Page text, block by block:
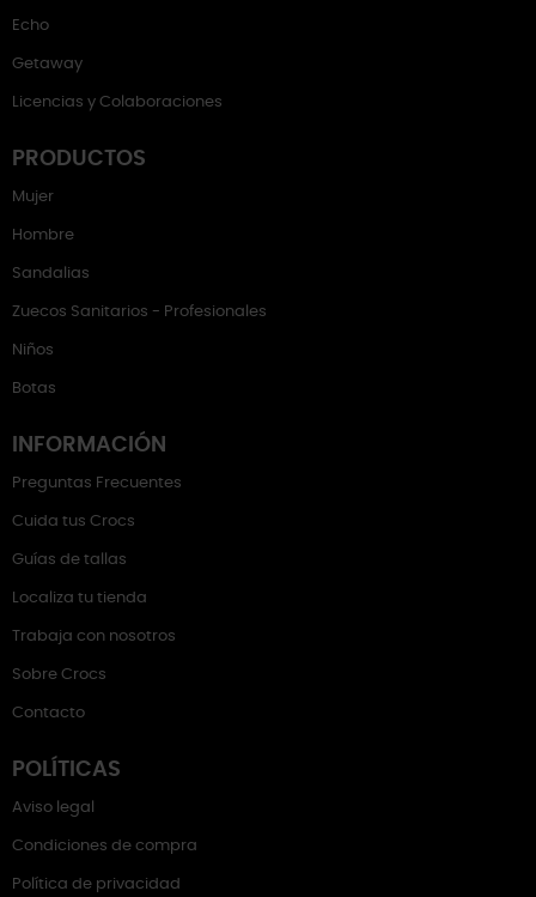
Echo
Getaway
Licencias y Colaboraciones
PRODUCTOS
Mujer
Hombre
Sandalias
Zuecos Sanitarios - Profesionales
Niños
Botas
INFORMACIÓN
Preguntas Frecuentes
Cuida tus Crocs
Guías de tallas
Localiza tu tienda
Trabaja con nosotros
Sobre Crocs
Contacto
POLÍTICAS
Aviso legal
Condiciones de compra
Política de privacidad